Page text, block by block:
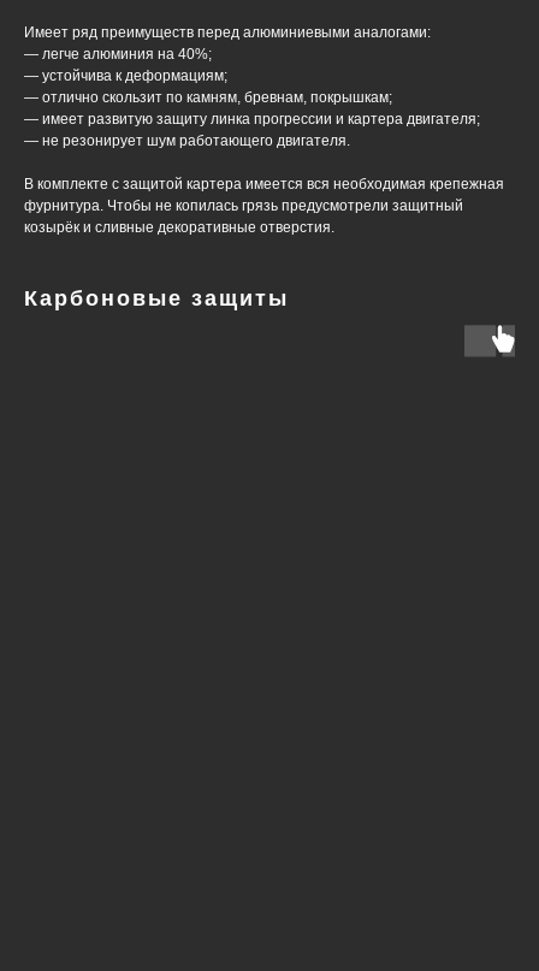
Имеет ряд преимуществ перед алюминиевыми аналогами:
— легче алюминия на 40%;
— устойчива к деформациям;
— отлично скользит по камням, бревнам, покрышкам;
— имеет развитую защиту линка прогрессии и картера двигателя;
— не резонирует шум работающего двигателя.
В комплекте с защитой картера имеется вся необходимая крепежная
фурнитура. Чтобы не копилась грязь предусмотрели защитный
козырёк и сливные декоративные отверстия.
Карбоновые защиты